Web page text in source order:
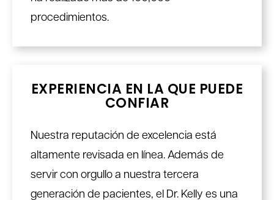
procedimientos.
EXPERIENCIA EN LA QUE PUEDE
CONFIAR
Nuestra reputación de excelencia está
altamente revisada en línea. Además de
servir con orgullo a nuestra tercera
generación de pacientes, el Dr. Kelly es una